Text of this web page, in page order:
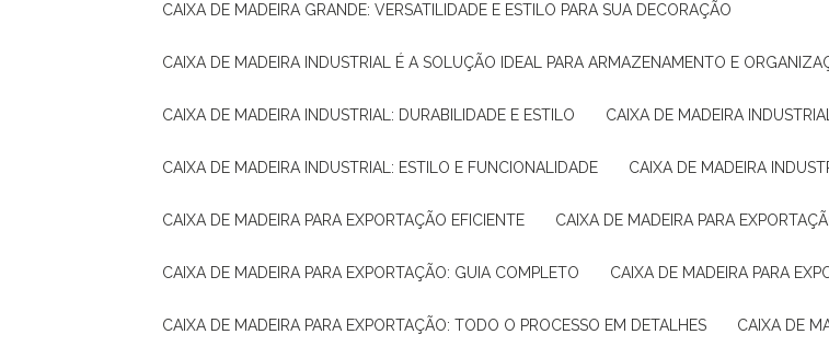
CAIXA DE MADEIRA GRANDE: VERSATILIDADE E ESTILO PARA SUA DECORAÇÃO
CAIXA DE MADEIRA INDUSTRIAL É A SOLUÇÃO IDEAL PARA ARMAZENAMENTO E
CAIXA DE MADEIRA INDUSTRIAL: DURABILIDADE E ESTILO CAIXA DE MADEIRA
CAIXA DE MADEIRA INDUSTRIAL: ESTILO E FUNCIONALIDADE CAIXA DE MADEIRA
CAIXA DE MADEIRA PARA EXPORTAÇÃO EFICIENTE CAIXA DE MADEIRA PARA
CAIXA DE MADEIRA PARA EXPORTAÇÃO: GUIA COMPLETO CAIXA DE MADEIRA PARA
CAIXA DE MADEIRA PARA EXPORTAÇÃO: TODO O PROCESSO EM DETALHES CAIXA DE